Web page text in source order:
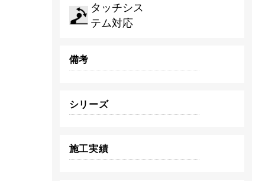
タッチシス
テム対応
備考
シリーズ
施工実績